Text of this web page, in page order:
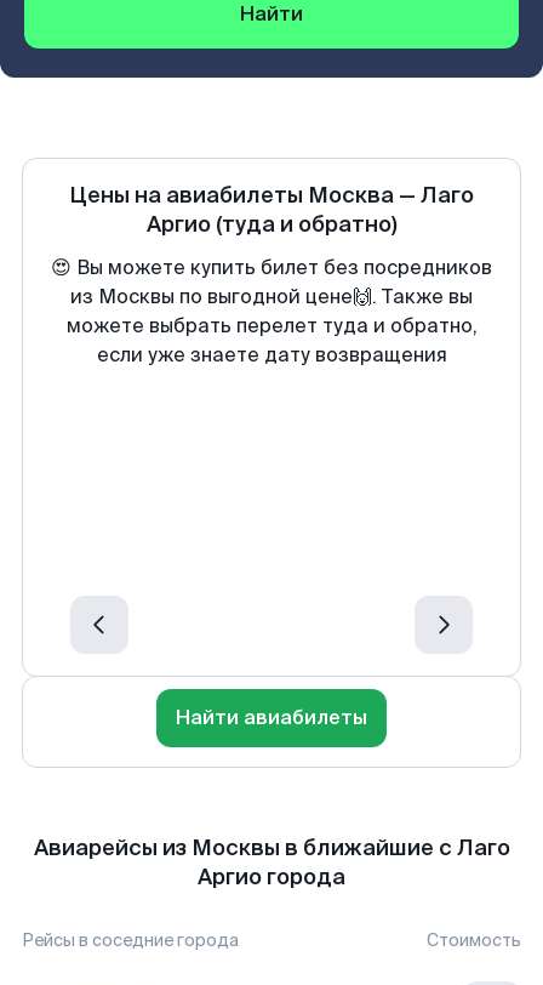
Найти
Цены на авиабилеты Москва — Лаго
Аргио (туда и обратно)
😍 Вы можете купить билет без посредников
из Москвы по выгодной цене🙌. Также вы
можете выбрать перелет туда и обратно,
если уже знаете дату возвращения
Найти авиабилеты
Авиарейсы из Москвы в ближайшие с Лаго
Аргио города
Рейсы в соседние города Стоимость